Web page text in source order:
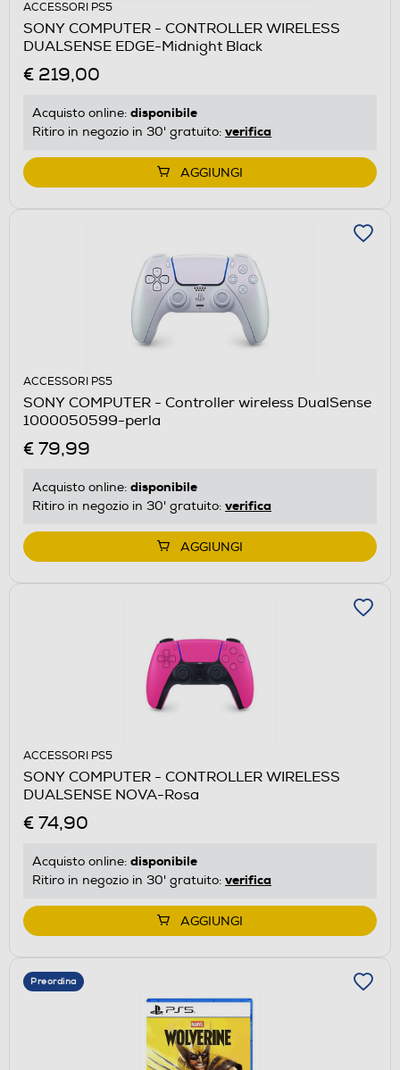
ACCESSORI PS5
SONY COMPUTER - CONTROLLER WIRELESS
DUALSENSE EDGE-Midnight Black
€ 219,00
Acquisto online: disponibile
Ritiro in negozio in 30' gratuito: verifica
AGGIUNGI
ACCESSORI PS5
SONY COMPUTER - Controller wireless DualSense
1000050599-perla
€ 79,99
Acquisto online: disponibile
Ritiro in negozio in 30' gratuito: verifica
AGGIUNGI
ACCESSORI PS5
SONY COMPUTER - CONTROLLER WIRELESS
DUALSENSE NOVA-Rosa
€ 74,90
Acquisto online: disponibile
Ritiro in negozio in 30' gratuito: verifica
AGGIUNGI
Preordina